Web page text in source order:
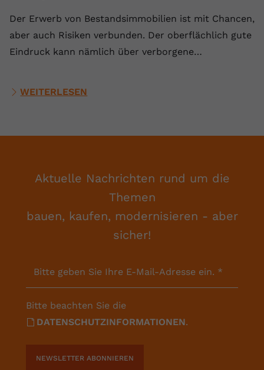
Der Erwerb von Bestandsimmobilien ist mit Chancen,
aber auch Risiken verbunden. Der oberflächlich gute
Eindruck kann nämlich über verborgene…
WEITERLESEN
Aktuelle Nachrichten rund um die
Themen
bauen, kaufen, modernisieren - aber
sicher!
Bitte geben Sie Ihre E-Mail-Adresse ein. *
Bitte beachten Sie die
DATENSCHUTZINFORMATIONEN.
NEWSLETTER ABONNIEREN